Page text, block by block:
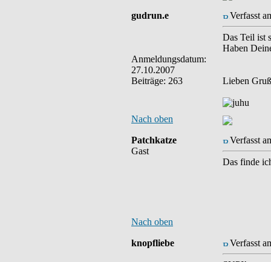
gudrun.e
Anmeldungsdatum:
27.10.2007
Beiträge: 263
Verfasst
Das Teil ist
Haben
Lieben
Nach oben
Patchkatze
Gast
Verfasst
Das finde
Nach oben
knopfliebe Verfasst